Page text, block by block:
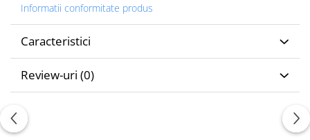
Informatii conformitate produs
Caracteristici
Review-uri (0)